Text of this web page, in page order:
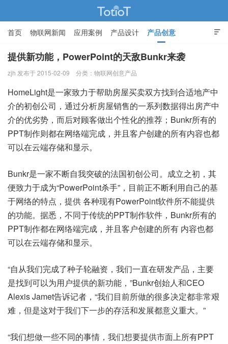

首页 物联网新闻 应用案例 产品设计 产品创意
智能家居
提供新功能，PowerPoint的天敌Bunkr来袭
zjh 发布于 2015-02-09 分类： 物联网创意产品
HomeLight是一家致力于帮助房屋买卖双方找到合适地产中
介的初创公司，通过分析房屋销售的一系列数据得出房产中
介的优劣势，而后对顾客做出个性化的推荐；Bunkr所有的
PPT制作则都在网络端完成，并且客户创建的所有内容也都
可以在云端存储和显示。
Bunkr是一家不断自我突破的法国初创公司。成立之初，其
便致力于成为“PowerPoint杀手”，目前正不断利用自己的基
于网络的特点，提供 各种现有PowerPoint软件所不能提供
的功能。据悉，不同于传统的PPT制作软件，Bunkr所有的
PPT制作都在网络端完成，并且客户创建的所有 内容也都
可以在云端存储和显示。
“自从我们完成了种子轮融资，我们一直在研发产品，主要
是找到可以为用户提供的新功能，”Bunkr创始人和CEO
Alexis Jamet告诉记者，“我们目前所做的很多决定都非常艰
难，但是这对于我们下一步的存活和发展都意义重大。”
“我们想做一些不同的事情，我们想要提供市面上所有PPT